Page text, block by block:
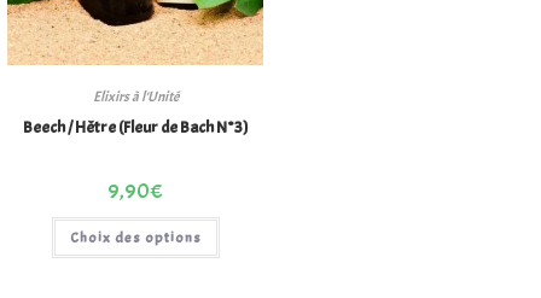
Elixirs à l'Unité
Beech / Hêtre (Fleur de Bach N°3)
9,90€
Choix des options